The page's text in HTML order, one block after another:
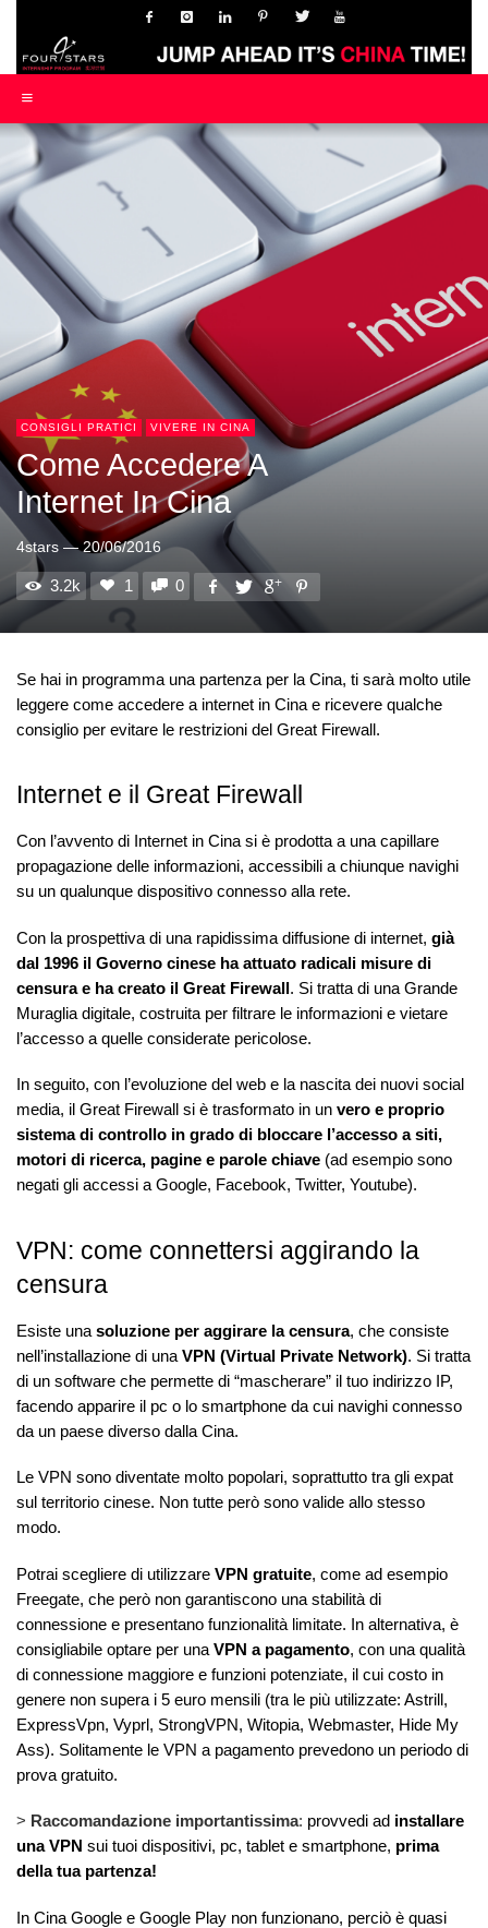
CONSIGLI PRATICI VIVERE IN CINA
Come Accedere A
Internet In Cina
4stars — 20/06/2016
3.2k 1 0
Se hai in programma una partenza per la Cina, ti sarà molto utile
leggere come accedere a internet in Cina e ricevere qualche
consiglio per evitare le restrizioni del Great Firewall.
Internet e il Great Firewall
Con l’avvento di Internet in Cina si è prodotta a una capillare
propagazione delle informazioni, accessibili a chiunque navighi
su un qualunque dispositivo connesso alla rete.
Con la prospettiva di una rapidissima diffusione di internet, già
dal 1996 il Governo cinese ha attuato radicali misure di
censura e ha creato il Great Firewall. Si tratta di una Grande
Muraglia digitale, costruita per filtrare le informazioni e vietare
l’accesso a quelle considerate pericolose.
In seguito, con l’evoluzione del web e la nascita dei nuovi social
media, il Great Firewall si è trasformato in un vero e proprio
sistema di controllo in grado di bloccare l’accesso a siti,
motori di ricerca, pagine e parole chiave (ad esempio sono
negati gli accessi a Google, Facebook, Twitter, Youtube).
VPN: come connettersi aggirando la
censura
Esiste una soluzione per aggirare la censura, che consiste
nell’installazione di una VPN (Virtual Private Network). Si tratta
di un software che permette di “mascherare” il tuo indirizzo IP,
facendo apparire il pc o lo smartphone da cui navighi connesso
da un paese diverso dalla Cina.
Le VPN sono diventate molto popolari, soprattutto tra gli expat
sul territorio cinese. Non tutte però sono valide allo stesso
modo.
Potrai scegliere di utilizzare VPN gratuite, come ad esempio
Freegate, che però non garantiscono una stabilità di
connessione e presentano funzionalità limitate. In alternativa, è
consigliabile optare per una VPN a pagamento, con una qualità
di connessione maggiore e funzioni potenziate, il cui costo in
genere non supera i 5 euro mensili (tra le più utilizzate: Astrill,
ExpressVpn, Vyprl, StrongVPN, Witopia, Webmaster, Hide My
Ass). Solitamente le VPN a pagamento prevedono un periodo di
prova gratuito.
> Raccomandazione importantissima: provvedi ad installare
una VPN sui tuoi dispositivi, pc, tablet e smartphone, prima
della tua partenza!
In Cina Google e Google Play non funzionano, perciò è quasi